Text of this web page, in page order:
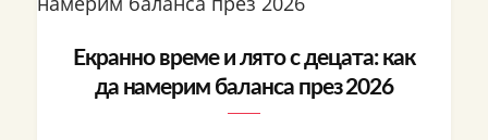
Екранно време и лято с децата: как
да намерим баланса през 2026